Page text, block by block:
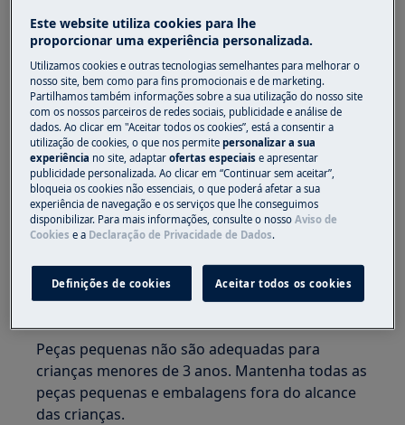
ATENÇÃO! RISCO DE PRENSAGEM
Use luvas de proteção se realizar trabalhos de
manutenção ou reparação envolvendo correias.
Peças pequenas não são adequadas para
crianças menores de 3 anos. Mantenha todas as
peças pequenas e embalagens fora do alcance
das crianças.
Este website utiliza cookies para lhe
proporcionar uma experiência personalizada.
Utilizamos cookies e outras tecnologias semelhantes para melhorar o
nosso site, bem como para fins promocionais e de marketing.
Partilhamos também informações sobre a sua utilização do nosso site
com os nossos parceiros de redes sociais, publicidade e análise de
dados. Ao clicar em "Aceitar todos os cookies”, está a consentir a
utilização de cookies, o que nos permitepersonalizar a sua
experiência no site, adaptarofertas especiaise apresentar
publicidade personalizada. Ao clicar em “Continuar sem aceitar”,
bloqueia os cookies não essenciais, o que poderá afetar a sua
experiência de navegação e os serviços que lhe conseguimos
disponibilizar. Para mais informações, consulte o nossoAviso de
Cookies e a Declaração de Privacidade de Dados.
Definições de cookies Aceitar todos os cookies